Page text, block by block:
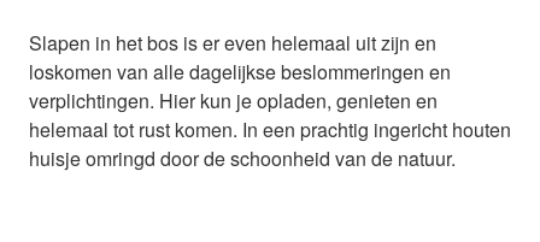
Slapen in het bos is er even helemaal uit zijn en
loskomen van alle dagelijkse beslommeringen en
verplichtingen. Hier kun je opladen, genieten en
helemaal tot rust komen. In een prachtig ingericht houten
huisje omringd door de schoonheid van de natuur.